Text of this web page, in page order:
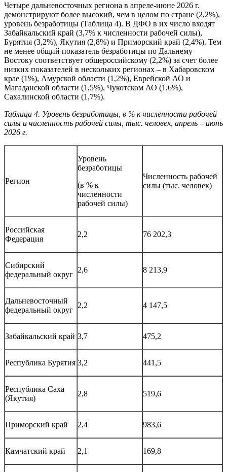
Четыре дальневосточных региона в апреле-июне 2026 г.
демонстрируют более высокий, чем в целом по стране (2,2%),
уровень безработицы (Таблица 4). В ДФО в их число входят
Забайкальский край (3,7% к численности рабочей силы),
Бурятия (3,2%), Якутия (2,8%) и Приморский край (2,4%). Тем
не менее общий показатель безработицы по Дальнему
Востоку соответствует общероссийскому (2,2%) за счет более
низких показателей в нескольких регионах – в Хабаровском
крае (1%), Амурской области (1,2%), Еврейской АО и
Магаданской области (1,5%), Чукотском АО (1,6%),
Сахалинской области (1,7%).
Таблица 4. Уровень безработицы, в % к численности рабочей
силы и численность рабочей силы, тыс. человек, апрель – июнь
2026 г.
Регион
Уровень
безработицы
(в % к
численности
рабочей силы)
Численность рабочей
силы (тыс. человек)
Российская
Федерация
2,2 76 202,3
Сибирский
федеральный округ
2,6 8 213,9
Дальневосточный
федеральный округ
2,2 4 147,5
Забайкальский край 3,7 475,2
Республика Бурятия 3,2 441,5
Республика Саха
(Якутия)
2,8 519,6
Приморский край 2,4 983,6
Камчатский край 2,1 169,8